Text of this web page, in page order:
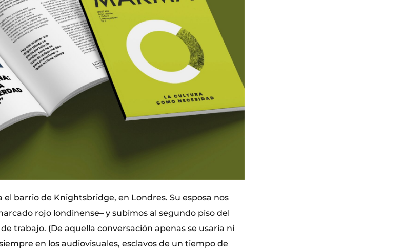
el barrio de Knightsbridge, en Londres. Su esposa nos
rojo londinense– y subimos al segundo piso del
trabajo. (De aquella conversación apenas se usaría ni
en los audiovisuales, esclavos de un tiempo de